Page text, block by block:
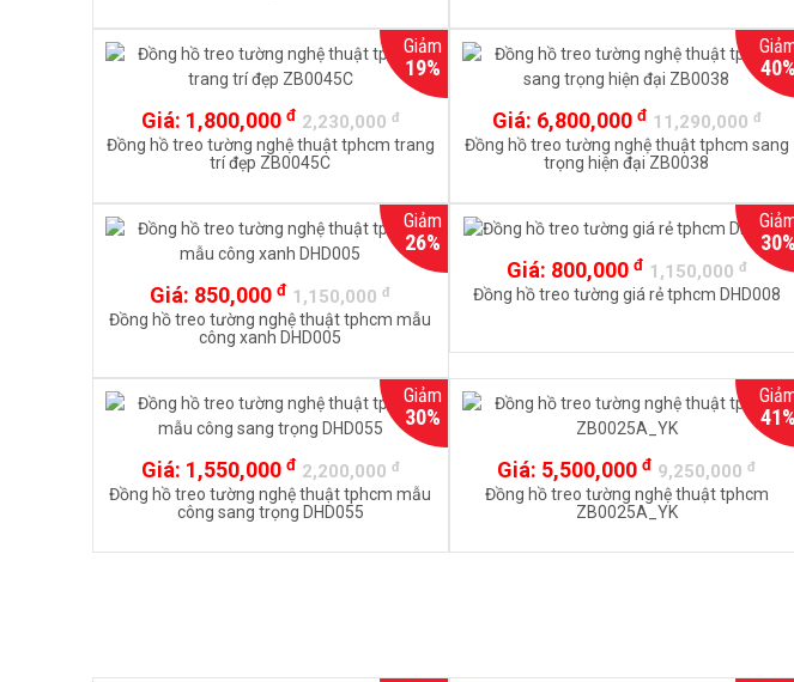
Giảm
19%
Giá: 1,800,000 đ 2,230,000 đ
Đồng hồ treo tường nghệ thuật tphcm trang
trí đẹp ZB0045C
40%
Giá: 6,800,000 đ 11,290,000 đ
Đồng hồ treo tường nghệ thuật tphcm sang
trọng hiện đại ZB0038
Giảm
26%
Giá: 850,000đ 1,150,000đ
Đồng hồ treo tường nghệ thuật tphcm mẫu
công xanh DHD005
30%
Giá: 800,000 đ 1,150,000 đ
Đồng hồ treo tường giá rẻ tphcm DHD008
Giảm
30%
Giá: 1,550,000 đ 2,200,000 đ
Đồng hồ treo tường nghệ thuật tphcm mẫu
công sang trọng DHD055
41%
Giá: 5,500,000đ 9,250,000đ
Đồng hồ treo tường nghệ thuật tphcm
ZB0025A_YK